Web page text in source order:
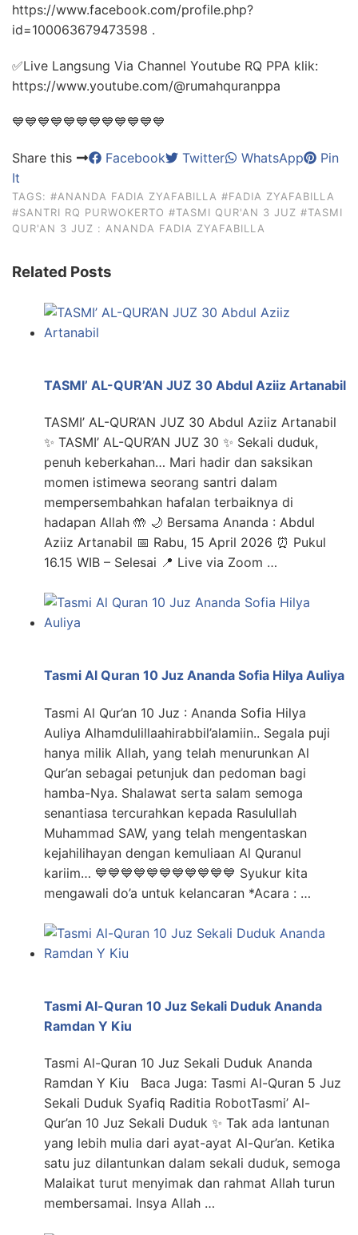
https://www.facebook.com/profile.php?
id=100063679473598 .
✅Live Langsung Via Channel Youtube RQ PPA klik:
https://www.youtube.com/@rumahquranppa
💙💙💙💙💙💙💙💙💙💙💙💙
Share this Facebook Twitter WhatsApp
Pin
It
TAGS: #ANANDA FADIA ZYAFABILLA #FADIA ZYAFABILLA
#SANTRI RQ PURWOKERTO #TASMI QUR'AN 3 JUZ #TASMI
QUR'AN 3 JUZ : ANANDA FADIA ZYAFABILLA
Related Posts
TASMI’ AL-QUR’AN JUZ 30 Abdul Aziiz Artanabil
TASMI’ AL-QUR’AN JUZ 30 Abdul Aziiz Artanabil
✨ TASMI’ AL-QUR’AN JUZ 30 ✨ Sekali duduk,
penuh keberkahan… Mari hadir dan saksikan
momen istimewa seorang santri dalam
mempersembahkan hafalan terbaiknya di
hadapan Allah 🤲 🌙 Bersama Ananda : Abdul
Aziiz Artanabil 📅 Rabu, 15 April 2026 ⏰ Pukul
16.15 WIB – Selesai 📍 Live via Zoom …
Tasmi Al Quran 10 Juz Ananda Sofia Hilya Auliya
Tasmi Al Qur’an 10 Juz : Ananda Sofia Hilya
Auliya Alhamdulillaahirabbil’alamiin.. Segala puji
hanya milik Allah, yang telah menurunkan Al
Qur’an sebagai petunjuk dan pedoman bagi
hamba-Nya. Shalawat serta salam semoga
senantiasa tercurahkan kepada Rasulullah
Muhammad SAW, yang telah mengentaskan
kejahilihayan dengan kemuliaan Al Quranul
kariim… 💙💙💙💙💙💙💙💙💙💙💙 Syukur kita
mengawali do’a untuk kelancaran *Acara : …
Tasmi Al-Quran 10 Juz Sekali Duduk Ananda
Ramdan Y Kiu
Tasmi Al-Quran 10 Juz Sekali Duduk Ananda
Ramdan Y Kiu Baca Juga: Tasmi Al-Quran 5 Juz
Sekali Duduk Syafiq Raditia RobotTasmi’ Al-
Qur’an 10 Juz Sekali Duduk ✨ Tak ada lantunan
yang lebih mulia dari ayat-ayat Al-Qur’an. Ketika
satu juz dilantunkan dalam sekali duduk, semoga
Malaikat turut menyimak dan rahmat Allah turun
membersamai. Insya Allah …